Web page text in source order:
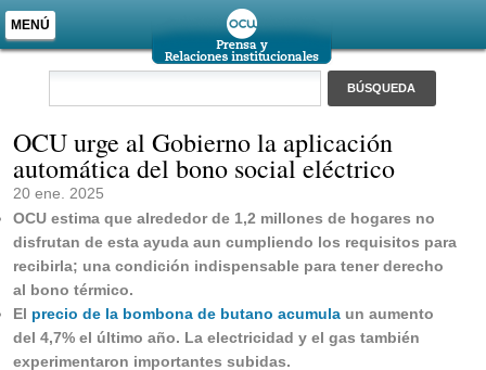
MENÚ
OCU urge al Gobierno la aplicación
automática del bono social eléctrico
20 ene. 2025
OCU estima que alrededor de 1,2 millones de hogares no
disfrutan de esta ayuda aun cumpliendo los requisitos para
recibirla; una condición indispensable para tener derecho
al bono térmico.
El precio de la bombona de butano acumula un aumento
del 4,7% el último año. La electricidad y el gas también
experimentaron importantes subidas.